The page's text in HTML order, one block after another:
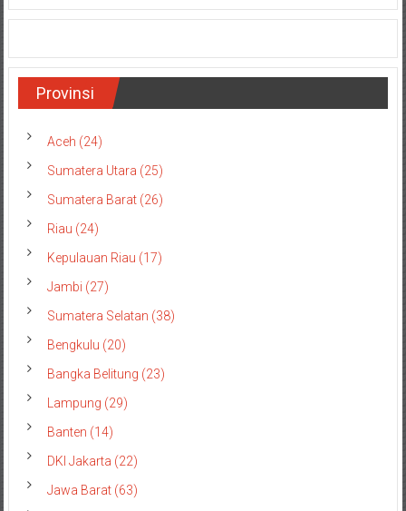
Provinsi
Aceh (24)
Sumatera Utara (25)
Sumatera Barat (26)
Riau (24)
Kepulauan Riau (17)
Jambi (27)
Sumatera Selatan (38)
Bengkulu (20)
Bangka Belitung (23)
Lampung (29)
Banten (14)
DKI Jakarta (22)
Jawa Barat (63)